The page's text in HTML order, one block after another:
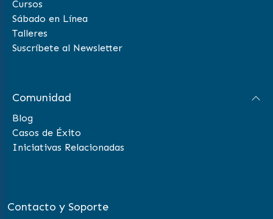
Cursos
Sábado en Línea
Talleres
Suscríbete al Newsletter
Comunidad
Blog
Casos de Éxito
Iniciativas Relacionadas
Contacto y Soporte